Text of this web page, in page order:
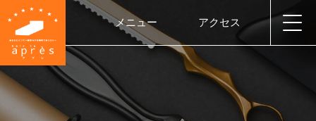
メニュー アクセス